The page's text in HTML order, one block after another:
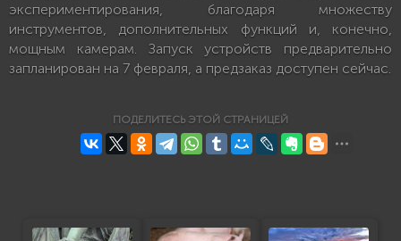
экспериментирования, благодаря множеству
инструментов, дополнительных функций и, конечно,
мощным камерам. Запуск устройств предварительно
запланирован на 7 февраля, а предзаказ доступен сейчас.
ПОДЕЛИТЕСЬ ЭТОЙ СТРАНИЦЕЙ